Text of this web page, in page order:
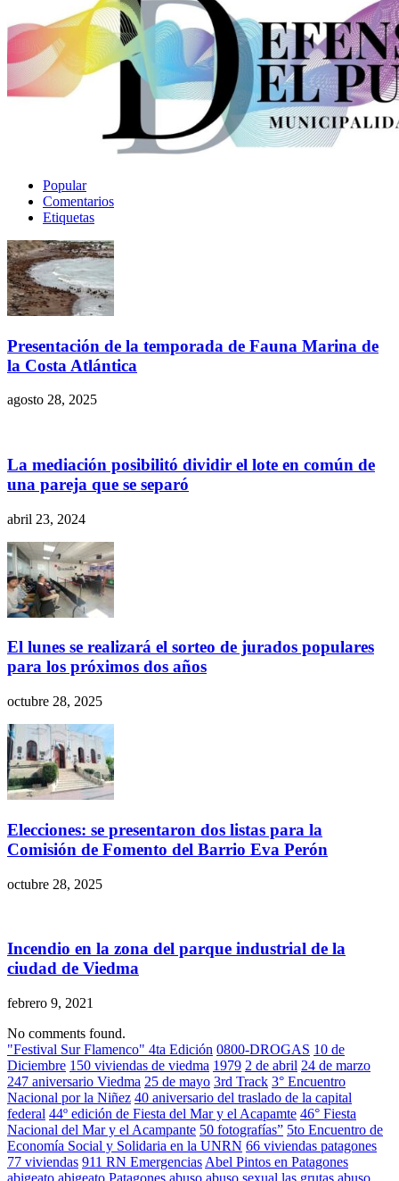
Popular
Comentarios
Etiquetas
Presentación de la temporada de Fauna Marina de
la Costa Atlántica
agosto 28, 2025
La mediación posibilitó dividir el lote en común de
una pareja que se separó
abril 23, 2024
El lunes se realizará el sorteo de jurados populares
para los próximos dos años
octubre 28, 2025
Elecciones: se presentaron dos listas para la
Comisión de Fomento del Barrio Eva Perón
octubre 28, 2025
Incendio en la zona del parque industrial de la
ciudad de Viedma
febrero 9, 2021
No comments found.
"Festival Sur Flamenco" 4ta Edición 0800-DROGAS 10 de
Diciembre 150 viviendas de viedma 1979 2 de abril 24 de marzo
247 aniversario Viedma 25 de mayo 3rd Track 3° Encuentro
Nacional por la Niñez 40 aniversario del traslado de la capital
federal 44º edición de Fiesta del Mar y el Acapamte 46° Fiesta
Nacional del Mar y el Acampante 50 fotografías” 5to Encuentro de
Economía Social y Solidaria en la UNRN 66 viviendas patagones
77 viviendas 911 RN Emergencias Abel Pintos en Patagones
abigeato abigeato Patagones abuso abuso sexual las grutas abuso